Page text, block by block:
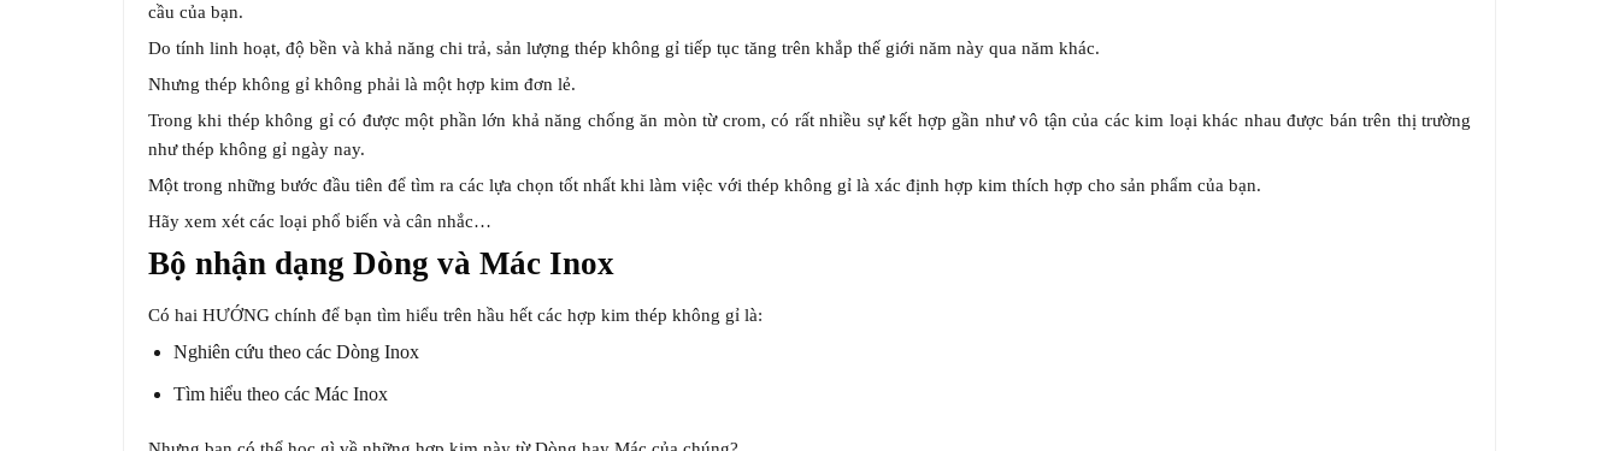
cầu của bạn.
Do tính linh hoạt, độ bền và khả năng chi trả, sản lượng thép không gỉ tiếp tục tăng trên khắp thế giới năm này qua năm khác.
Nhưng thép không gỉ không phải là một hợp kim đơn lẻ.
Trong khi thép không gỉ có được một phần lớn khả năng chống ăn mòn từ crom, có rất nhiều sự kết hợp gần như vô tận của các kim loại khác nhau được bán trên thị trường
như thép không gỉ ngày nay.
Một trong những bước đầu tiên để tìm ra các lựa chọn tốt nhất khi làm việc với thép không gỉ là xác định hợp kim thích hợp cho sản phẩm của bạn.
Hãy xem xét các loại phổ biến và cân nhắc…
Bộ nhận dạng Dòng và Mác Inox
Có hai HƯỚNG chính để bạn tìm hiểu trên hầu hết các hợp kim thép không gỉ là:
Nghiên cứu theo các Dòng Inox
Tìm hiểu theo các Mác Inox